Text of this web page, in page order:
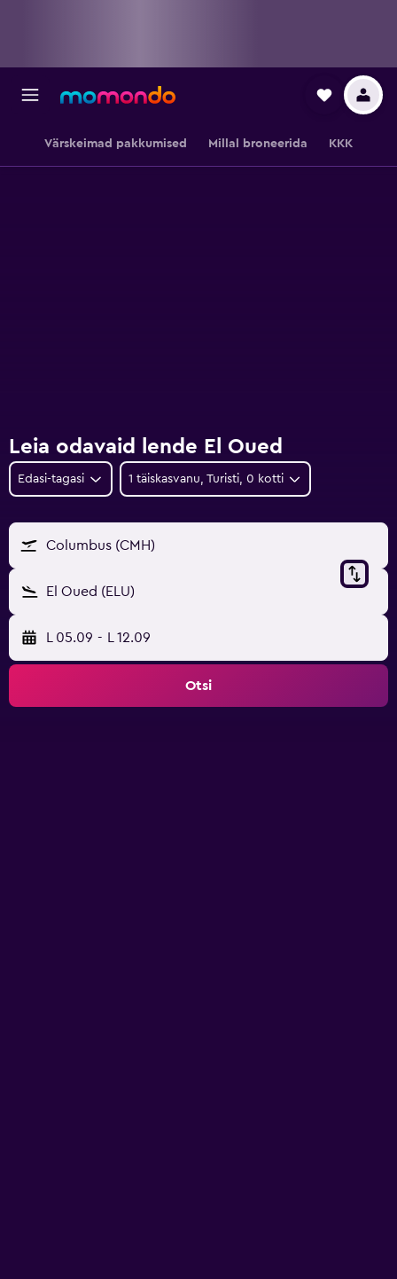
Värskeimad pakkumised Millal broneerida KKK
Leia odavaid lende El Oued
Edasi-tagasi 1 täiskasvanu, Turisti, 0 kotti
Columbus (CMH)
El Oued (ELU)
L 05.09 - L 12.09
Otsi